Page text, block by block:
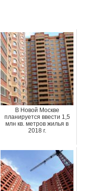
В Новой Москве
планируется ввести 1,5
млн кв. метров жилья в
2018 г.